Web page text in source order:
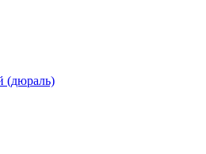
(дюраль)